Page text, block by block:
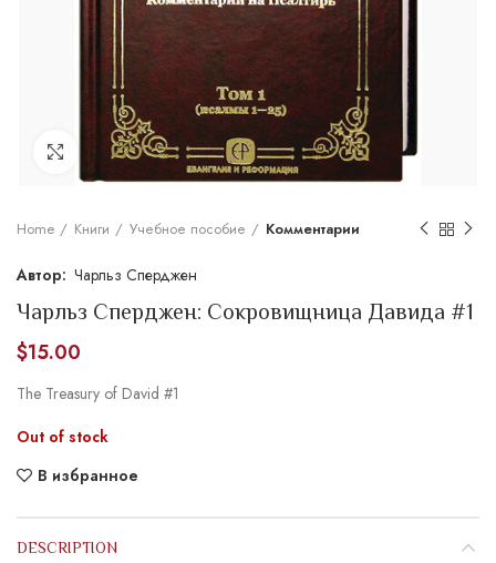
Увеличить
Home Книги Учебное пособие Комментарии
Чарльз Сперджен
Чарльз Сперджен: Сокровищница Давида #1
$15.00
The Treasury of David #1
Out of stock
В избранное
DESCRIPTION